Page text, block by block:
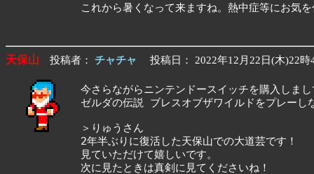
これから暑くなって来ますね。熱中症等にお気
天保山 投稿者： チャチャ 投稿日： 2022年12月22日(木)22時
今さらながらニンテンドースイッチを購入しまし
ゼルダの伝説 ブレスオブザワイルドをプレーし
＞りゅうさん
2年半ぶりに復活した天保山での大道芸です！
見ていただけて嬉しいです。
次に見たときは真剣に見てくださいね！